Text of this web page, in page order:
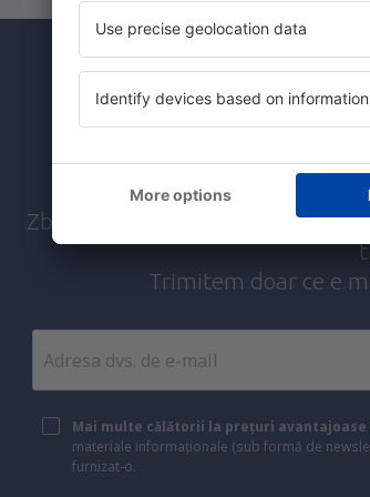
Abonații la
mult
Zboruri ieftine, city break-uri,
Trimitem doar ce e
Mai multe călătorii la prețuri
materiale informaționale (sub formă de
furnizat-o.